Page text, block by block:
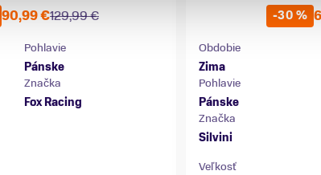
129,99 €
90,99 €
Pohlavie
Pánske
Značka
Fox Racing
-30 %
Obdobie
Zima
Pohlavie
Pánske
Značka
Silvini
Veľkosť